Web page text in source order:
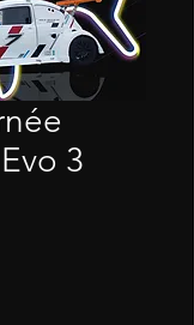
3